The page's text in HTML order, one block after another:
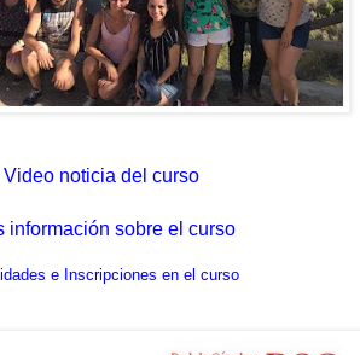
Video noticia del curso
información sobre el curso
e Inscripciones en el curso